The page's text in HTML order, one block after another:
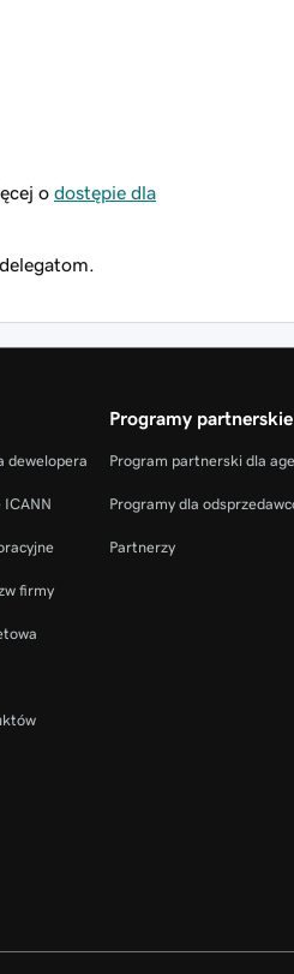
o dostępie dla
dewelopera
ICANN
firmy
Programy partnerskie
Program partnerski dla
Programy dla
Partnerzy